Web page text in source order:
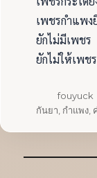
เพชรกำแพง
ยักไม่มีเพชร
ยักไม่ให้เพชร
ผู้
เขียน
fouyuck
กันยา กำแพง